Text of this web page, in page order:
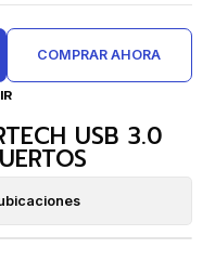
COMPRAR AHORA
USB 3.0